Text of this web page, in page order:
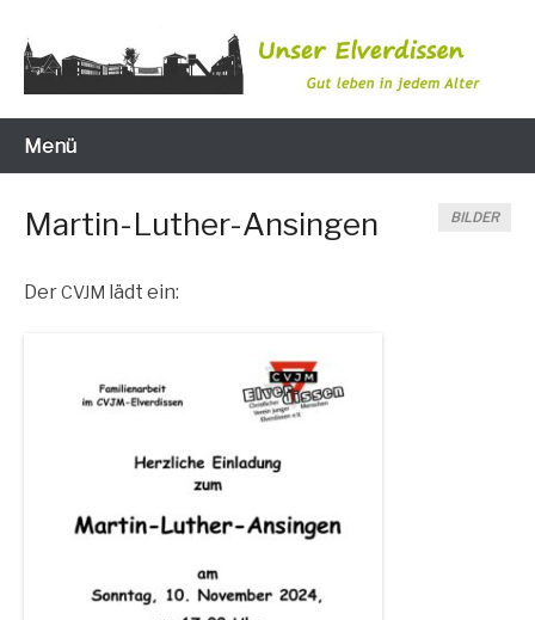
Inhalt
wechseln
Unser Elverdissen
Menü
Martin-Luther-Ansingen BILDER
DerCVJM lädt ein: